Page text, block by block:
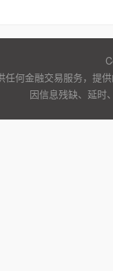
任何金融交易服务，提
因信息残缺、延时